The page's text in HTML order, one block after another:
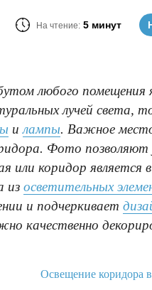
На чтение: 5 минут
любого помещения
лучей света,
илампы. Важное
Фото позволяют
коридор является
из осветительных
и подчеркивает
качественно